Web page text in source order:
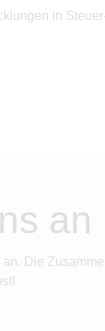
in
an
Die